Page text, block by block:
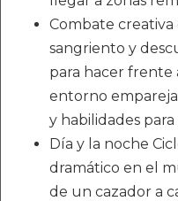
Combate
sangriento y
para hacer frente
entorno
y habilidades
Día y la noche
dramático en el
de un cazador a